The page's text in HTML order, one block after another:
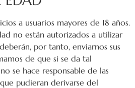
a usuarios mayores de 18 años.
no están autorizados a utilizar
por tanto, enviarnos sus
de que si se da tal
se hace responsable de las
pudieran derivarse del